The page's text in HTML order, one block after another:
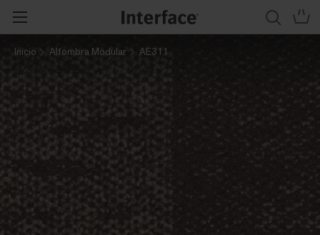
Inicio Alfombra Modular AE311